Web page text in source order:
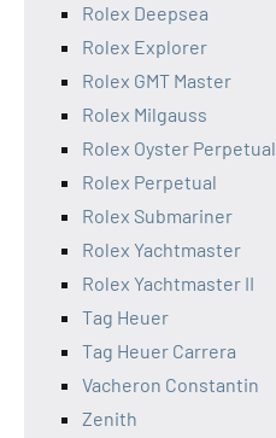
Rolex Deepsea
Rolex Explorer
Rolex GMT Master
Rolex Milgauss
Rolex Oyster Perpetual
Rolex Perpetual
Rolex Submariner
Rolex Yachtmaster
Rolex Yachtmaster II
Tag Heuer
Tag Heuer Carrera
Vacheron Constantin
Zenith